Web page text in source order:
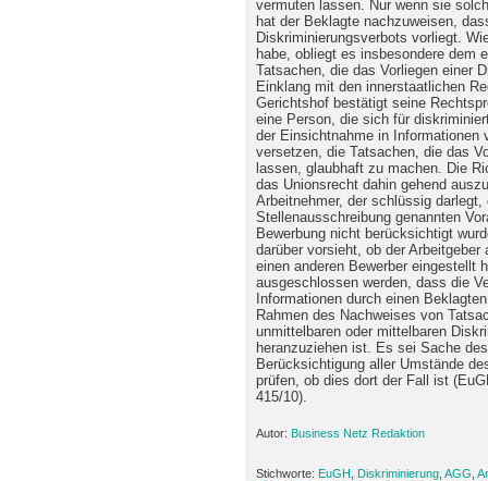
vermuten lassen. Nur wenn sie
hat der Beklagte nachzuweisen,
Diskriminierungsverbots vorliegt.
habe, obliegt es insbesondere dem
Tatsachen, die das Vorliegen einer
Einklang mit den innerstaatlichen
Gerichtshof bestätigt seine
eine Person, die sich für
der Einsichtnahme in Informationen
versetzen, die Tatsachen, die das
lassen, glaubhaft zu machen. Die
das Unionsrecht dahin gehend
Arbeitnehmer, der schlüssig
Stellenausschreibung genannten
Bewerbung nicht berücksichtigt
darüber vorsieht, ob der
einen anderen Bewerber eingestellt
ausgeschlossen werden, dass die
Informationen durch einen
Rahmen des Nachweises von
unmittelbaren oder mittelbaren
heranzuziehen ist. Es sei Sache
Berücksichtigung aller Umstände
prüfen, ob dies dort der Fall ist
415/10).
Autor: Business Netz Redaktion
Stichworte: EuGH Diskriminierung AGG